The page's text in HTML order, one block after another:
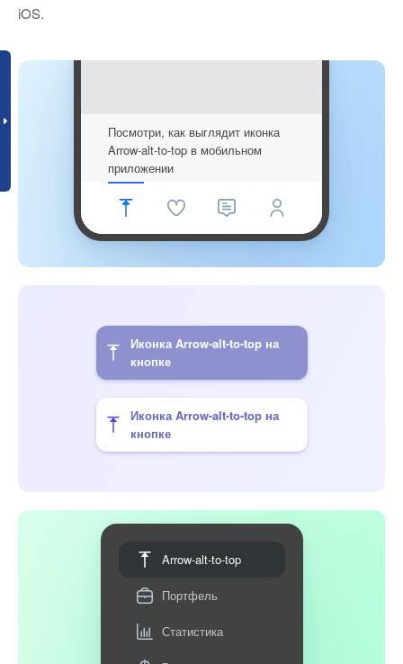
iOS.
Посмотри, как выглядит иконка
Arrow-alt-to-top в мобильном
приложении
Иконка Arrow-alt-to-top на
кнопке
Иконка Arrow-alt-to-top на
кнопке
Arrow-alt-to-top
Портфель
Статистика